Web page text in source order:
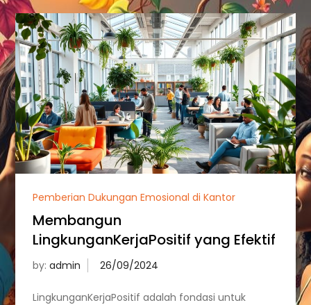
Pemberian Dukungan Emosional di Kantor
Membangun
LingkunganKerjaPositif yang Efektif
by:admin
LingkunganKerjaPositif adalah fondasi untuk